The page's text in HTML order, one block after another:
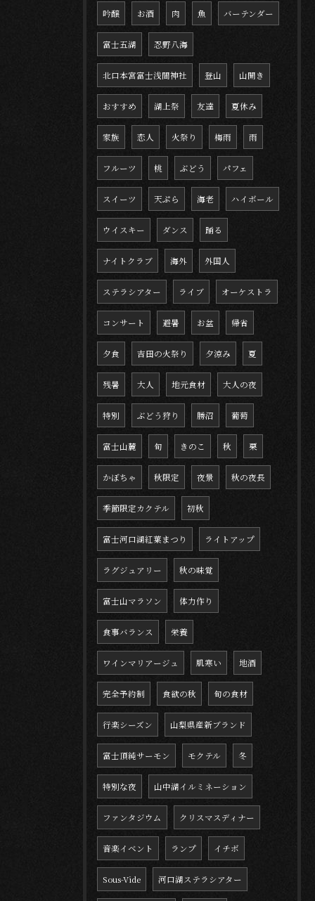
吟醸 お酒 肉 魚 バーテンダー
富士五湖 忍野八海
北口本宮富士浅間神社 登山 山開き
おすすめ 湖上祭 友達 夏休み
家族 恋人 火祭り 梅雨 雨
フルーツ 桃 ぶどう パフェ
スイーツ 天ぷら 海老 ハイボール
ウイスキー ダンス 踊る
ナイトクラブ 海外 外国人
ステラシアター ライブ オーケストラ
コンサート 避暑 お盆 帰省
夕食 吉田の火祭り 夕涼み 夏
残暑 大人 地元食材 大人の夜
特別 ぶどう狩り 勝沼 葡萄
富士山麓 旬 きのこ 秋 栗
かぼちゃ 秋限定 夜景 秋の夜長
季節限定カクテル 初秋
富士河口湖紅葉まつり ライトアップ
ラグジュアリー 秋の味覚
富士山マラソン 体力作り
食事バランス 栄養
ワインマリアージュ 肌寒い 地酒
完全予約制 食欲の秋 旬の食材
行楽シーズン 山梨県産新ブランド
富士頂純サーモン モクテル 冬
特別な夜 山中湖イルミネーション
ファンタジウム クリスマスディナー
音楽イベント ランプ イチボ
Sous-Vide 河口湖ステラシアター